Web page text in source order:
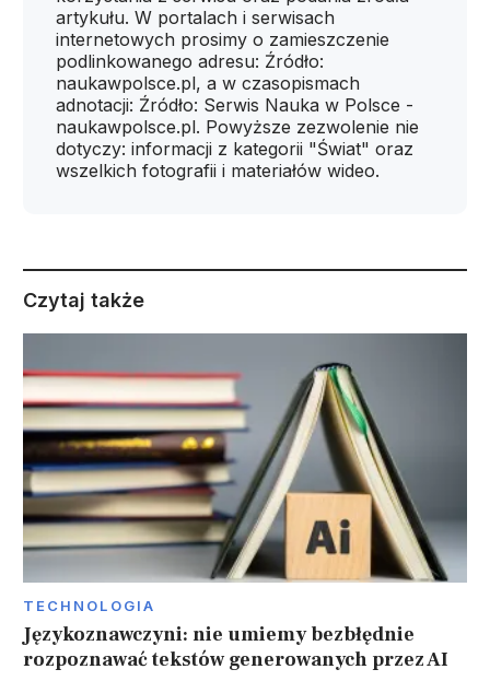
artykułu. W portalach i serwisach
internetowych prosimy o zamieszczenie
podlinkowanego adresu: Źródło:
naukawpolsce.pl, a w czasopismach
adnotacji: Źródło: Serwis Nauka w Polsce -
naukawpolsce.pl. Powyższe zezwolenie nie
dotyczy: informacji z kategorii "Świat" oraz
wszelkich fotografii i materiałów wideo.
Czytaj także
TECHNOLOGIA
Językoznawczyni: nie umiemy bezbłędnie
rozpoznawać tekstów generowanych przez AI